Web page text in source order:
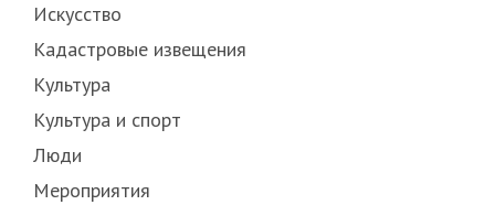
Искусство
Кадастровые извещения
Культура
Культура и спорт
Люди
Мероприятия